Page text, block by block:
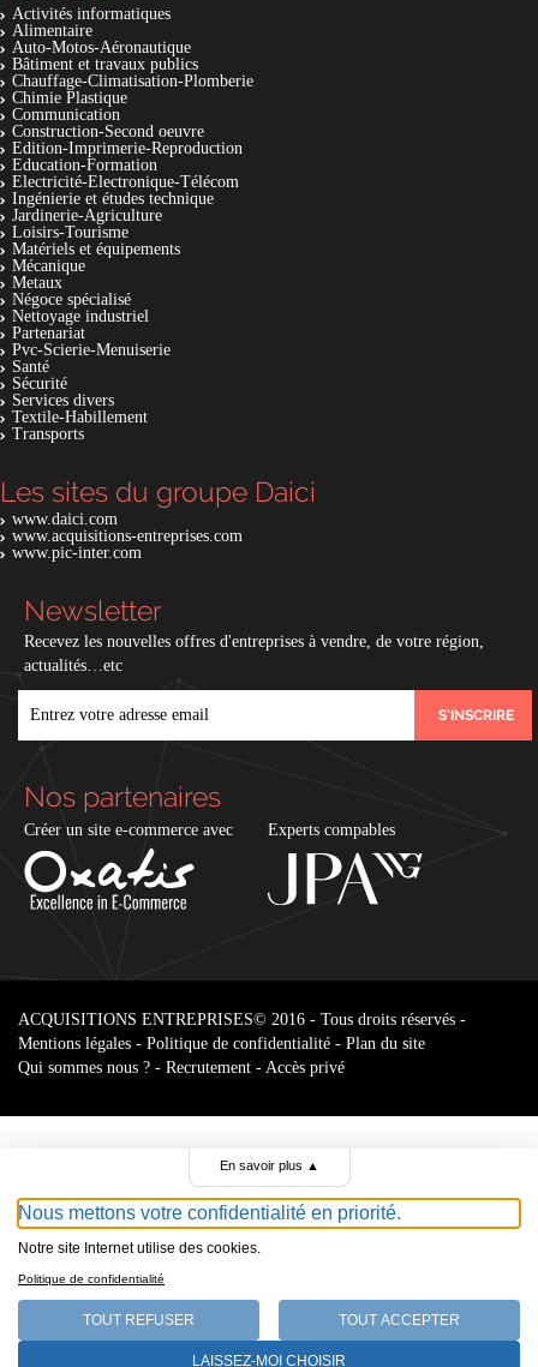
Activités informatiques
Alimentaire
Auto-Motos-Aéronautique
Bâtiment et travaux publics
Chauffage-Climatisation-Plomberie
Chimie Plastique
Communication
Construction-Second oeuvre
Edition-Imprimerie-Reproduction
Education-Formation
Electricité-Electronique-Télécom
Ingénierie et études technique
Jardinerie-Agriculture
Loisirs-Tourisme
Matériels et équipements
Mécanique
Metaux
Négoce spécialisé
Nettoyage industriel
Partenariat
Pvc-Scierie-Menuiserie
Santé
Sécurité
Services divers
Textile-Habillement
Transports
Les sites du groupe Daici
www.daici.com
www.acquisitions-entreprises.com
www.pic-inter.com
Newsletter
Recevez les nouvelles offres d'entreprises à vendre, de votre région,
actualités…etc
Nos partenaires
Créer un site e-commerce avec Experts compables
ACQUISITIONS ENTREPRISES© 2016 - Tous droits réservés -
Mentions légales - Politique de confidentialité - Plan du site
Qui sommes nous ? - Recrutement - Accès privé
annonces
En savoir plus ▲
Nous mettons votre confidentialité en priorité.
Notre site Internet utilise des cookies.
Politique de confidentialité
TOUT REFUSER TOUT ACCEPTER
LAISSEZ-MOI CHOISIR